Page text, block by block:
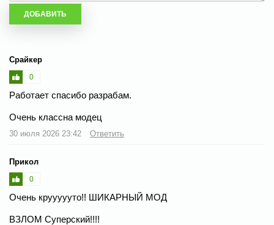
Срайкер
0
Работает спасибо разрабам.
Очень классна модец
30 июля 2026 23:42 Ответить
Прикол
0
Очень круууууто!! ШИКАРНЫЙ МОД
ВЗЛОМ Суперский!!!!